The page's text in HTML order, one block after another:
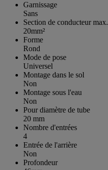
Garnissage
Sans
Section de conducteur max.
20mm²
Forme
Rond
Mode de pose
Universel
Montage dans le sol
Non
Montage sous l'eau
Non
Pour diamètre de tube
20 mm
Nombre d'entrées
4
Entrée de l'arrière
Non
Profondeur